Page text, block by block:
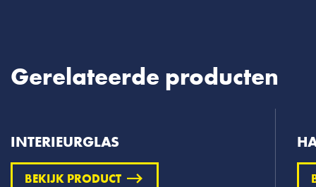
Gerelateerde producten
INTERIEURGLAS
BEKIJK PRODUCT